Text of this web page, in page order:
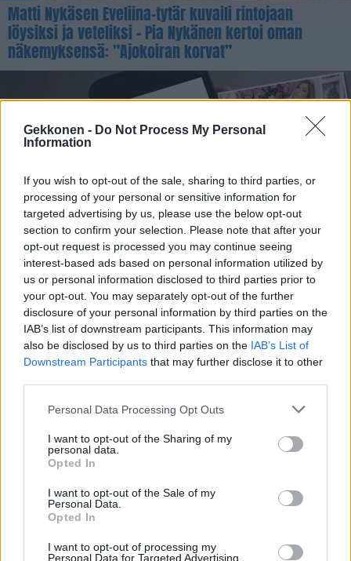
Gekkonen - Do Not Process My Personal
Information
If you wish to opt-out of the sale, sharing to third parties, or
processing of your personal or sensitive information for
targeted advertising by us, please use the below opt-out
section to confirm your selection. Please note that after your
opt-out request is processed you may continue seeing
interest-based ads based on personal information utilized by
us or personal information disclosed to third parties prior to
your opt-out. You may separately opt-out of the further
disclosure of your personal information by third parties on the
IAB’s list of downstream participants. This information may
also be disclosed by us to third parties on the IAB’s List of
Downstream Participants that may further disclose it to other
Personal Data Processing Opt Outs
I want to opt-out of the Sharing of my
personal data.
Opted In
I want to opt-out of the Sale of my
Personal Data.
Opted In
I want to opt-out of processing my
Personal Data for Targeted Advertising.
Matti Nykäsen Eveliina-tytär kuvaili rintojaan
löysiksi ja veteliksi – Pia Nykänen kertoi oman
näkemyksensä: ”Ajokoiran korvat”
UUTISET
26-vuotias malli väittää saaneensa kenkää
Tinderistä liian seksikkään ulkonäkönsä takia
Tutkimus vahvistaa: Naiset ovat parempia
autoilijoita kuin miehet – Lue perustelut